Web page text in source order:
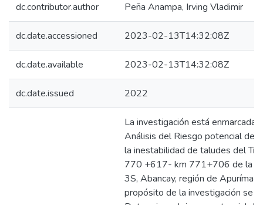
dc.contributor.author Peña Anampa, Irving Vladimir
dc.date.accessioned 2023-02-13T14:32:08Z
dc.date.available 2023-02-13T14:32:08Z
dc.date.issued 2022
La investigación está enmarcada
Análisis del Riesgo potencial de
la inestabilidad de taludes del
770 +617- km 771+706 de la
3S, Abancay, región de Apurímac.
propósito de la investigación se